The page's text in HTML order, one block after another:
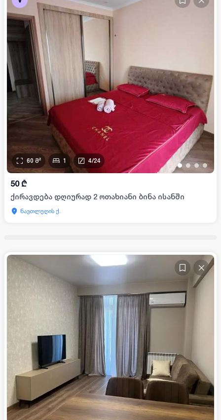
••••
60 მ² 1 4/24
50 ₾
ქირავდება დღიურად 2 ოთახიანი ბინა ისანში
ნავთლუღის ქ.